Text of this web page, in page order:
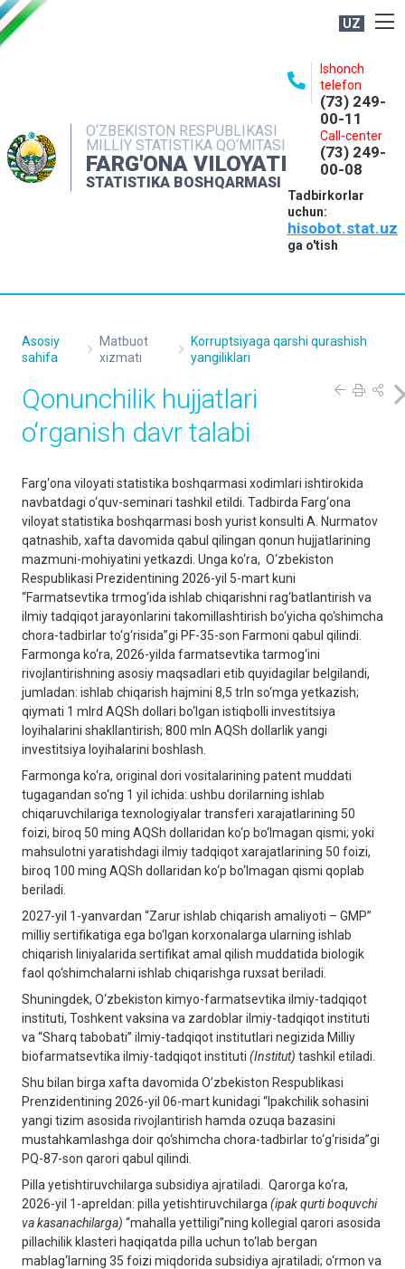
UZ
O‘ZBEKISTON RESPUBLIKASI
MILLIY STATISTIKA QO‘MITASI
FARG'ONA VILOYATI
STATISTIKA BOSHQARMASI
Ishonch
telefon
(73) 249-
00-11
Call-center
(73) 249-
00-08
Tadbirkorlar
uchun:
hisobot.stat.uz
ga o'tish
NASHRLAR
INTERAKTIV XIZMATLAR
MATBUOT XIZMATI
Asosiy
sahifa
Matbuot
xizmati
Korruptsiyaga qarshi qurashish
yangiliklari
Qonunchilik hujjatlari
o‘rganish davr talabi
Farg‘ona viloyati statistika boshqarmasi xodimlari ishtirokida
navbatdagi o‘quv-seminari tashkil etildi. Tadbirda Farg‘ona
viloyat statistika boshqarmasi bosh yurist konsulti A. Nurmatov
qatnashib, xafta davomida qabul qilingan qonun hujjatlarining
mazmuni-mohiyatini yetkazdi. Unga ko‘ra, O‘zbekiston
Respublikasi Prezidentining 2026-yil 5-mart kuni
“Farmatsevtika trmog‘ida ishlab chiqarishni rag‘batlantirish va
ilmiy tadqiqot jarayonlarini takomillashtirish bo‘yicha qo‘shimcha
chora-tadbirlar to‘g‘risida”gi PF-35-son Farmoni qabul qilindi.
Farmonga ko‘ra, 2026-yilda farmatsevtika tarmog‘ini
rivojlantirishning asosiy maqsadlari etib quyidagilar belgilandi,
jumladan: ishlab chiqarish hajmini 8,5 trln so‘mga yetkazish;
qiymati 1 mlrd AQSh dollari bo‘lgan istiqbolli investitsiya
loyihalarini shakllantirish; 800 mln AQSh dollarlik yangi
investitsiya loyihalarini boshlash.
Farmonga ko‘ra, original dori vositalarining patent muddati
tugagandan so‘ng 1 yil ichida: ushbu dorilarning ishlab
chiqaruvchilariga texnologiyalar transferi xarajatlarining 50
foizi, biroq 50 ming AQSh dollaridan ko‘p bo‘lmagan qismi; yoki
mahsulotni yaratishdagi ilmiy tadqiqot xarajatlarining 50 foizi,
biroq 100 ming AQSh dollaridan ko‘p bo‘lmagan qismi qoplab
beriladi.
2027-yil 1-yanvardan “Zarur ishlab chiqarish amaliyoti – GMP”
milliy sertifikatiga ega bo‘lgan korxonalarga ularning ishlab
chiqarish liniyalarida sertifikat amal qilish muddatida biologik
faol qo‘shimchalarni ishlab chiqarishga ruxsat beriladi.
Shuningdek, O‘zbekiston kimyo-farmatsevtika ilmiy-tadqiqot
instituti, Toshkent vaksina va zardoblar ilmiy-tadqiqot instituti
va “Sharq tabobati” ilmiy-tadqiqot institutlari negizida Milliy
biofarmatsevtika ilmiy-tadqiqot instituti (Institut) tashkil etiladi.
Shu bilan birga xafta davomida O’zbekiston Respublikasi
Prenzidentining 2026-yil 06-mart kunidagi “Ipakchilik sohasini
yangi tizim asosida rivojlantirish hamda ozuqa bazasini
mustahkamlashga doir qo‘shimcha chora-tadbirlar to‘g‘risida”gi
PQ-87-son qarori qabul qilindi.
Pilla yetishtiruvchilarga subsidiya ajratiladi. Qarorga ko‘ra,
2026-yil 1-apreldan: pilla yetishtiruvchilarga (ipak qurti boquvchi
va kasanachilarga) “mahalla yettiligi”ning kollegial qarori asosida
pillachilik klasteri haqiqatda pilla uchun to‘lab bergan
mablag‘larning 35 foizi miqdorida subsidiya ajratiladi; o‘rmon va